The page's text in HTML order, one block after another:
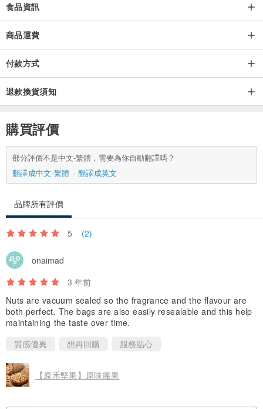
食品資訊
商品運費
付款方式
退款換貨須知
購買評價
部分評價不是中文-繁體，需要為你自動翻譯嗎？
翻譯成中文-繁體
翻譯成英文
品牌所有評價
5 (2)
onaimad
3 年前
Nuts are vacuum sealed so the fragrance and the flavour are
both perfect. The bags are also easily resealable and this help
maintaining the taste over time.
質感優異
想再回購 服務貼心
【原禾堅果】原味腰果